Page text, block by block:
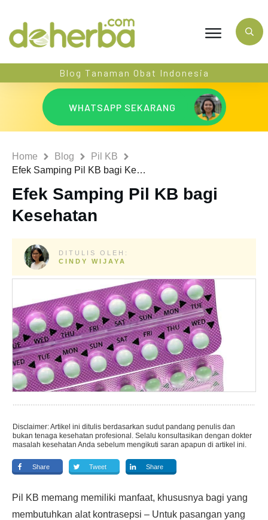
Blog Tanaman Obat Indonesia
WHATSAPP SEKARANG
Home Blog
Pil KB
Efek Samping Pil KB bagi Kesehatan
Efek Samping Pil KB bagi
Kesehatan
DITULIS OLEH:
CINDY WIJAYA
Disclaimer: Artikel ini ditulis berdasarkan sudut pandang penulis dan
bukan tenaga kesehatan profesional. Selalu konsultasikan dengan dokter
masalah kesehatan Anda sebelum mengikuti saran apapun di artikel ini.
Share Tweet Share
Pil KB memang memiliki manfaat, khususnya bagi yang
membutuhkan alat kontrasepsi – Untuk pasangan yang